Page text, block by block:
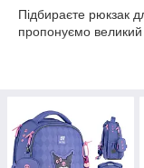
Підбираєте рюкзак
пропонуємо великий
важливе перше
Чому варто
класів:
✅